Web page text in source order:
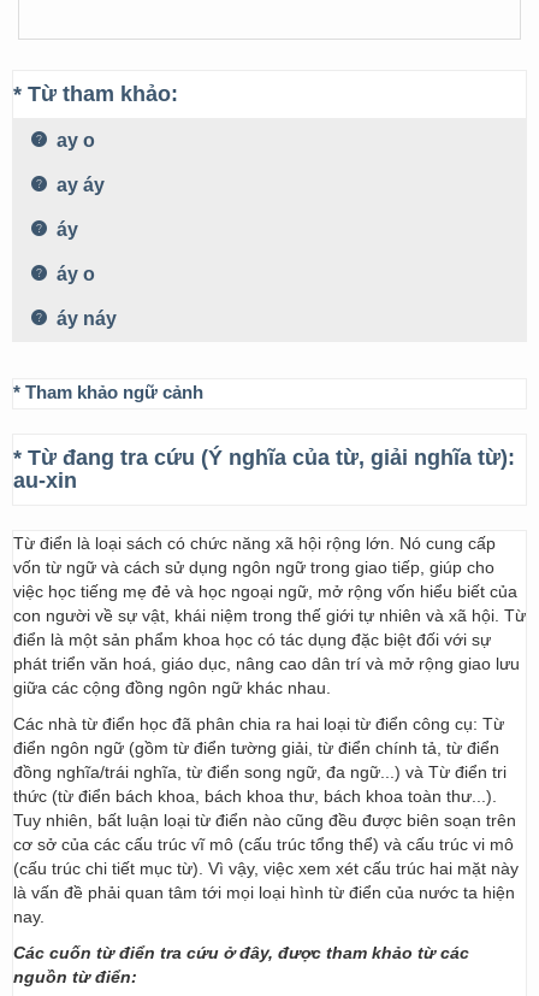
* Từ tham khảo:
ay o
ay áy
áy
áy o
áy náy
* Tham khảo ngữ cảnh
* Từ đang tra cứu (Ý nghĩa của từ, giải nghĩa từ):
au-xin
Từ điển là loại sách có chức năng xã hội rộng lớn. Nó cung cấp
vốn từ ngữ và cách sử dụng ngôn ngữ trong giao tiếp, giúp cho
việc học tiếng mẹ đẻ và học ngoại ngữ, mở rộng vốn hiểu biết của
con người về sự vật, khái niệm trong thế giới tự nhiên và xã hội. Từ
điển là một sản phẩm khoa học có tác dụng đặc biệt đối với sự
phát triển văn hoá, giáo dục, nâng cao dân trí và mở rộng giao lưu
giữa các cộng đồng ngôn ngữ khác nhau.
Các nhà từ điển học đã phân chia ra hai loại từ điển công cụ: Từ
điển ngôn ngữ (gồm từ điển tường giải, từ điển chính tả, từ điển
đồng nghĩa/trái nghĩa, từ điển song ngữ, đa ngữ...) và Từ điển tri
thức (từ điển bách khoa, bách khoa thư, bách khoa toàn thư...).
Tuy nhiên, bất luận loại từ điển nào cũng đều được biên soạn trên
cơ sở của các cấu trúc vĩ mô (cấu trúc tổng thể) và cấu trúc vi mô
(cấu trúc chi tiết mục từ). Vì vậy, việc xem xét cấu trúc hai mặt này
là vấn đề phải quan tâm tới mọi loại hình từ điển của nước ta hiện
nay.
Các cuốn từ điển tra cứu ở đây, được tham khảo từ các
nguồn từ điển: